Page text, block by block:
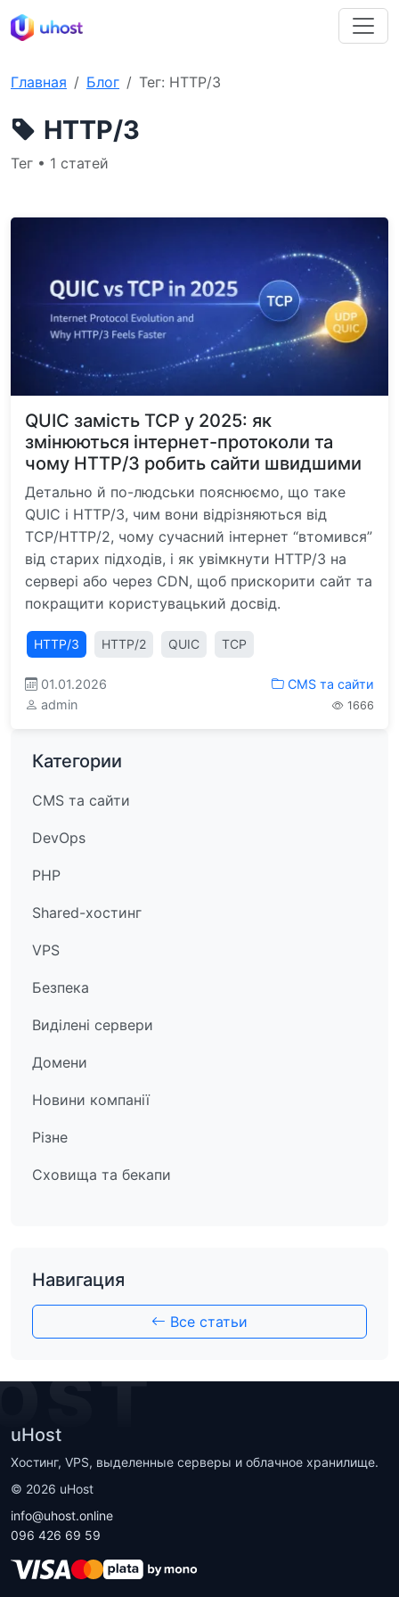
Главная Блог Тег: HTTP/3
HTTP/3
Тег • 1 статей
QUIC замість TCP у 2025: як
змінюються інтернет-протоколи та
чому HTTP/3 робить сайти швидшими
Детально й по-людськи пояснюємо, що таке
QUIC і HTTP/3, чим вони відрізняються від
TCP/HTTP/2, чому сучасний інтернет “втомився”
від старих підходів, і як увімкнути HTTP/3 на
сервері або через CDN, щоб прискорити сайт та
покращити користувацький досвід.
HTTP/3 HTTP/2 QUIC TCP
01.01.2026
admin
CMS та сайти
1666
Категории
CMS та сайти
DevOps
PHP
Shared-хостинг
VPS
Безпека
Виділені сервери
Домени
Новини компанії
Різне
Сховища та бекапи
Навигация
Все статьи
uHost
Хостинг, VPS, выделенные серверы и облачное хранилище.
© 2026 uHost
info@uhost.online
096 426 69 59